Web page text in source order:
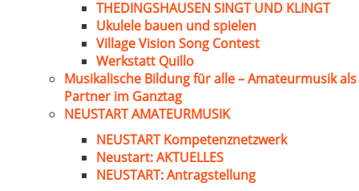
THEDINGSHAUSEN SINGT UND KLINGT
Ukulele bauen und spielen
Village Vision Song Contest
Werkstatt Quillo
Musikalische Bildung für alle – Amateurmusik als
Partner im Ganztag
NEUSTART AMATEURMUSIK
NEUSTART Kompetenznetzwerk
Neustart: AKTUELLES
NEUSTART: Antragstellung